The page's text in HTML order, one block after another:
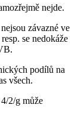
nejde.
závazné ve
se nedokáže
podílů na
všech.
2/g může